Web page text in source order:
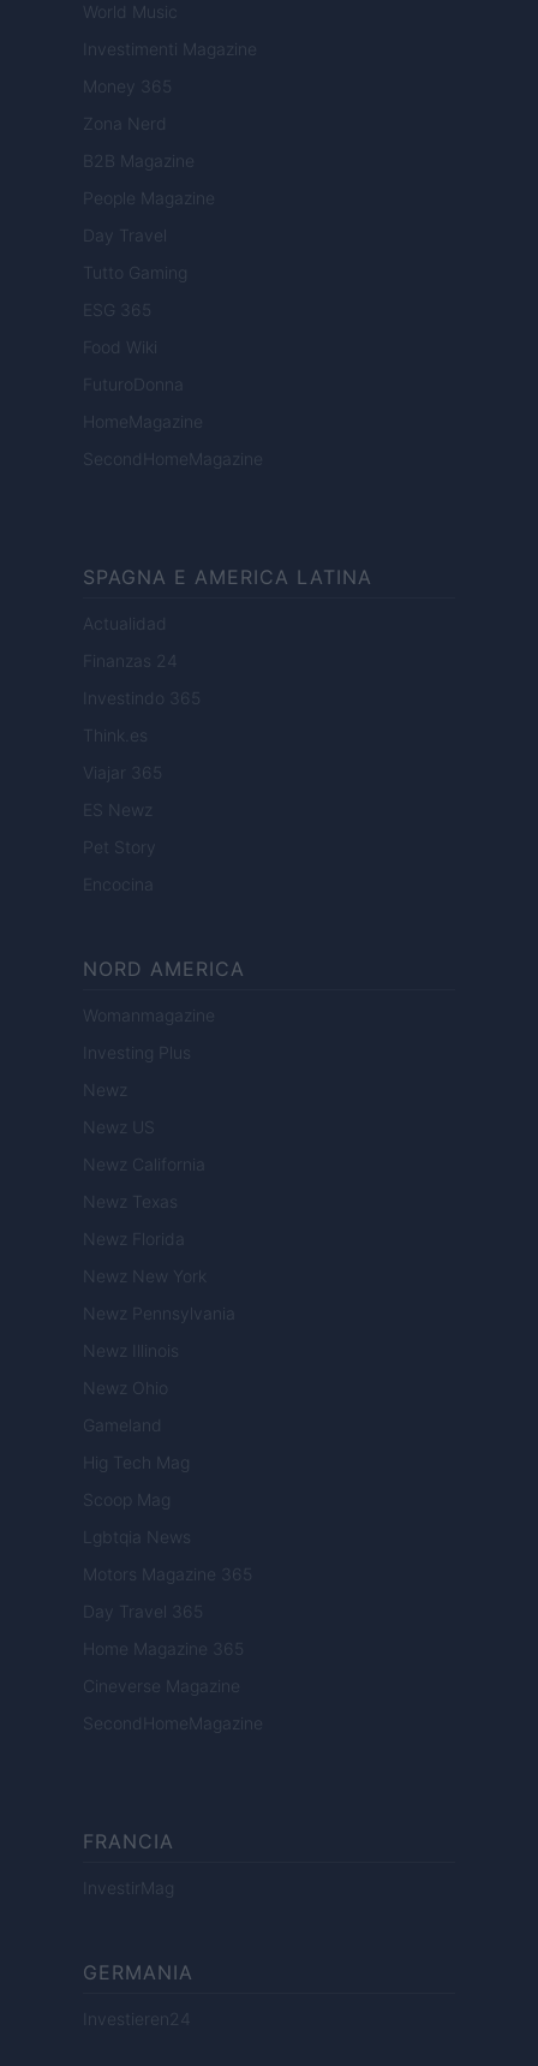
World Music
Investimenti Magazine
Money 365
Zona Nerd
B2B Magazine
People Magazine
Day Travel
Tutto Gaming
ESG 365
Food Wiki
FuturoDonna
HomeMagazine
SecondHomeMagazine
SPAGNA E AMERICA LATINA
Actualidad
Finanzas 24
Investindo 365
Think.es
Viajar 365
ES Newz
Pet Story
Encocina
NORD AMERICA
Womanmagazine
Investing Plus
Newz
Newz US
Newz California
Newz Texas
Newz Florida
Newz New York
Newz Pennsylvania
Newz Illinois
Newz Ohio
Gameland
Hig Tech Mag
Scoop Mag
Lgbtqia News
Motors Magazine 365
Day Travel 365
Home Magazine 365
Cineverse Magazine
SecondHomeMagazine
FRANCIA
InvestirMag
GERMANIA
Investieren24